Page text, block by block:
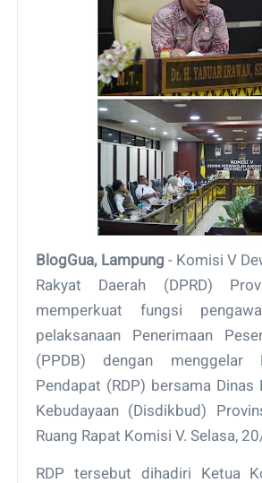
BlogGua, Lampung - Komisi V
Rakyat Daerah (DPRD)
memperkuat fungsi
pelaksanaan Penerimaan
(PPDB) dengan menggelar
Pendapat (RDP) bersama Dinas
Kebudayaan (Disdikbud)
Ruang Rapat Komisi V. Selasa,
RDP tersebut dihadiri Ketua